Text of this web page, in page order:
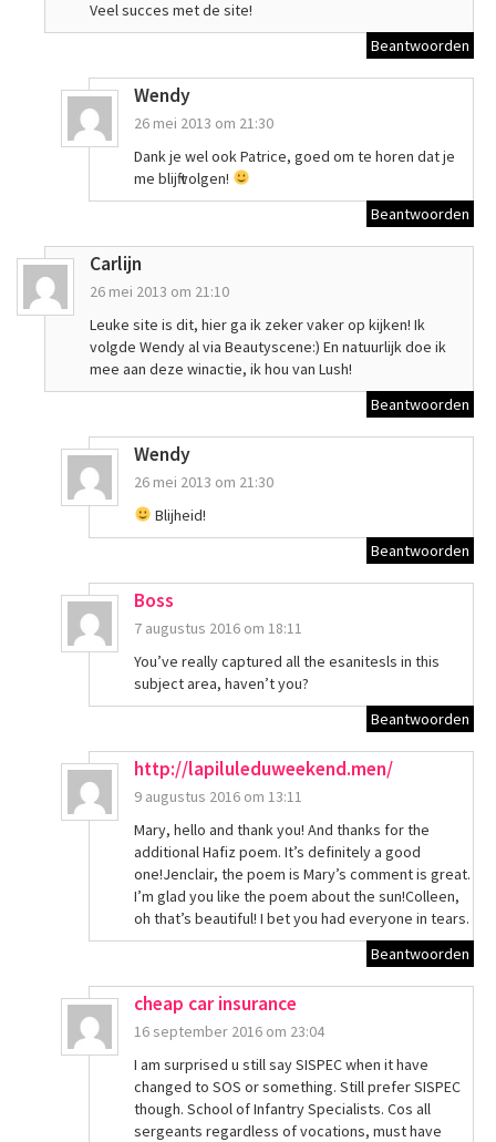
Veel succes met de site!
Beantwoorden
Wendy
26 mei 2013 om 21:30
Dank je wel ook Patrice, goed om te horen dat je
me blijft volgen!
Beantwoorden
Carlijn
26 mei 2013 om 21:10
Leuke site is dit, hier ga ik zeker vaker op kijken! Ik
volgde Wendy al via Beautyscene:) En natuurlijk doe ik
mee aan deze winactie, ik hou van Lush!
Beantwoorden
Wendy
26 mei 2013 om 21:30
Blijheid!
Beantwoorden
Boss
7 augustus 2016 om 18:11
You’ve really captured all the esanitesls in this
subject area, haven’t you?
Beantwoorden
http://lapiluleduweekend.men/
9 augustus 2016 om 13:11
Mary, hello and thank you! And thanks for the
additional Hafiz poem. It’s definitely a good
one!Jenclair, the poem is Mary’s comment is great.
I’m glad you like the poem about the sun!Colleen,
oh that’s beautiful! I bet you had everyone in tears.
Beantwoorden
cheap car insurance
16 september 2016 om 23:04
I am surprised u still say SISPEC when it have
changed to SOS or something. Still prefer SISPEC
though. School of Infantry Specialists. Cos all
sergeants regardless of vocations, must have